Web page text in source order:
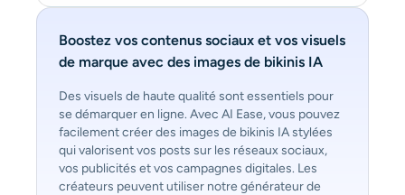
Boostez vos contenus sociaux et vos visuels
de marque avec des images de bikinis IA
Des visuels de haute qualité sont essentiels pour
se démarquer en ligne. Avec AI Ease, vous pouvez
facilement créer des images de bikinis IA stylées
qui valorisent vos posts sur les réseaux sociaux,
vos publicités et vos campagnes digitales. Les
créateurs peuvent utiliser notre générateur de